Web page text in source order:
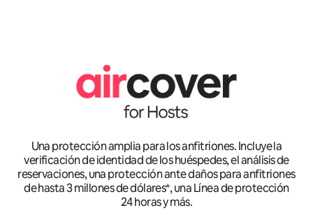
Una protección amplia para los anfitriones. Incluye la
verificación de identidad de los huéspedes, el análisis de
reservaciones, una protección ante daños para anfitriones
de hasta 3 millones de dólares*, una Línea de protección
24 horas y más.